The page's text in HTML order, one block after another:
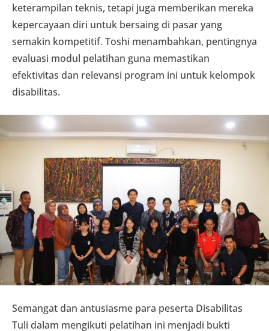
keterampilan teknis, tetapi juga memberikan mereka
kepercayaan diri untuk bersaing di pasar yang
semakin kompetitif. Toshi menambahkan, pentingnya
evaluasi modul pelatihan guna memastikan
efektivitas dan relevansi program ini untuk kelompok
disabilitas.
Semangat dan antusiasme para peserta Disabilitas
Tuli dalam mengikuti pelatihan ini menjadi bukti